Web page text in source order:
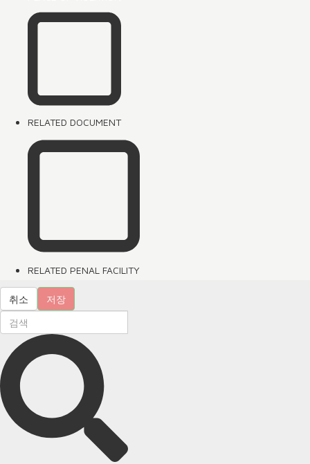
RELATED DOCUMENT
RELATED PENAL FACILITY
취소 저장